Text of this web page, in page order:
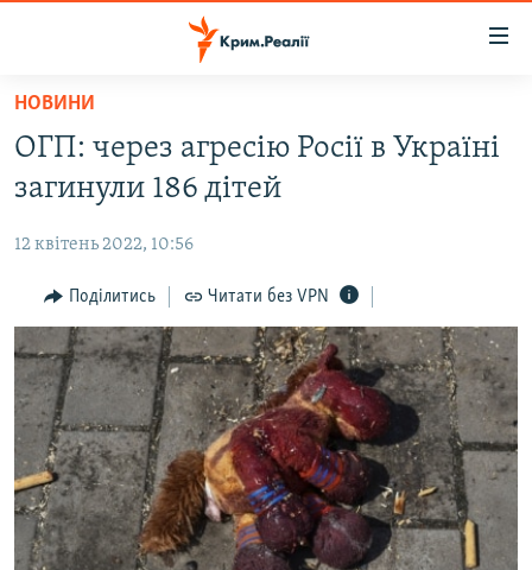
Перейти
основного
матеріалу
до
навігації
Перейти
до
пошуку
ВОДА.КРИМ
ВІДЕО ТА ФОТО
ПОЛІТИКА
БЛОГИ
ПОГЛЯД
ІНТЕРВ'Ю
ВСЕ ЗА ДЕНЬ
СПЕЦПРОЕКТИ
ДЕПОРТАЦІЯ
ВІДЕОУРОКИ «ELIFBE»
ЯК ОБІЙТИ БЛОКУВАННЯ
НОВИНИ
ОГП: через агресію Росії в Україні
загинули 186 дітей
12 квітень 2022, 10:56
Поділитись Читати без VPN